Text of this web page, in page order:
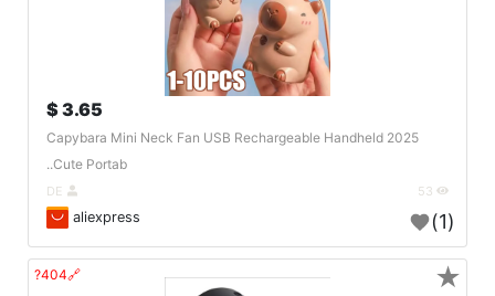
3.65 $
2025 Capybara Mini Neck Fan USB Rechargeable Handheld
Cute Portab..
aliexpress (1)
🔗404? ★